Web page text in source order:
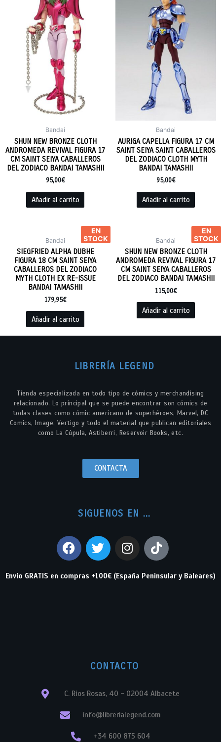
Bandai
SHUN NEW BRONZE CLOTH
ANDROMEDA REVIVAL FIGURA 17
CM SAINT SEIYA CABALLEROS
DEL ZODIACO BANDAI TAMASHII
95,00€
Añadir al carrito
Bandai
AURIGA CAPELLA FIGURA 17 CM
SAINT SEIYA SAINT CABALLEROS
DEL ZODIACO CLOTH MYTH
BANDAI TAMASHII
95,00€
Añadir al carrito
EN
STOCK
Bandai
SIEGFRIED ALPHA DUBHE
FIGURA 18 CM SAINT SEIYA
CABALLEROS DEL ZODIACO
MYTH CLOTH EX RE-ISSUE
BANDAI TAMASHII
179,95€
Añadir al carrito
EN
STOCK
Bandai
SHUN NEW BRONZE CLOTH
ANDROMEDA REVIVAL FIGURA 17
CM SAINT SEIYA CABALLEROS
DEL ZODIACO BANDAI TAMASHII
115,00€
Añadir al carrito
LIBRERÍA LEGEND
Tienda especializada en todo tipo de cómics y merchandising
relacionado. Lo principal que se puede encontrar son cómics de
todas clases como cómic americano de superhéroes, Marvel, DC
Comics, Image, Vertigo y todo el material que publican editoriales
como La Cúpula, Astiberri, Reservoir Books, etc.
CONTACTA
SIGUENOS EN ...
Envío GRATIS en compras +100€ (España Peninsular y Baleares)
CONTACTO
C. Ríos Rosas, 40 - 02004 Albacete
info@librerialegend.com
+34 600 875 604